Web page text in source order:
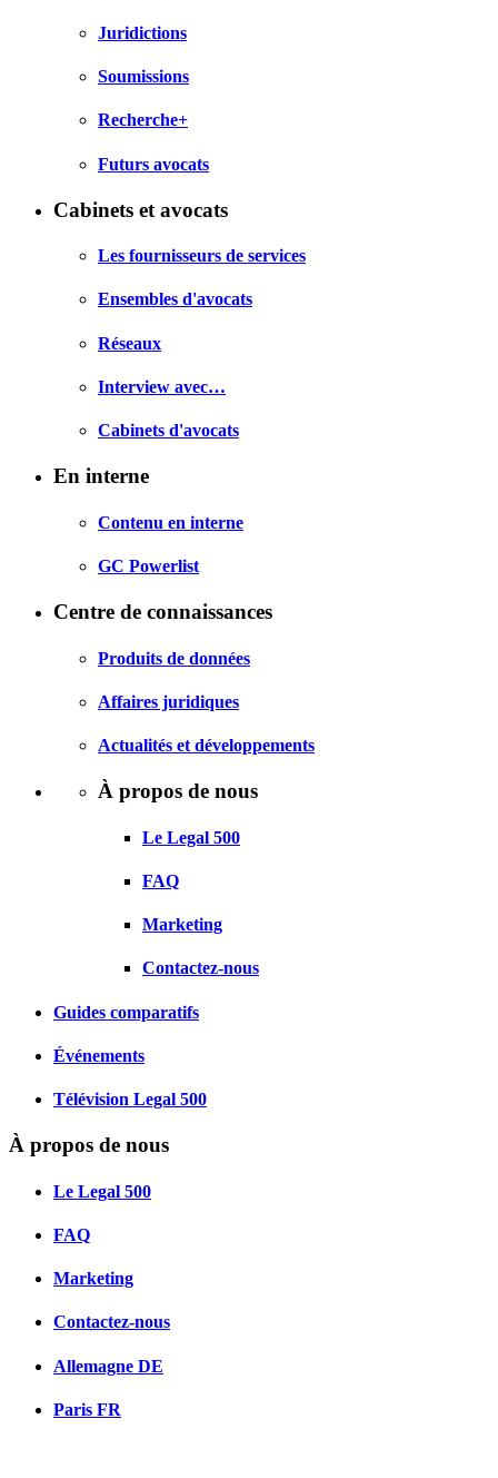
Juridictions
Soumissions
Recherche+
Futurs avocats
Cabinets et avocats
Les fournisseurs de services
Ensembles d'avocats
Réseaux
Interview avec…
Cabinets d'avocats
En interne
Contenu en interne
GC Powerlist
Centre de connaissances
Produits de données
Affaires juridiques
Actualités et développements
À propos de nous
Le Legal 500
FAQ
Marketing
Contactez-nous
Guides comparatifs
Événements
Télévision Legal 500
À propos de nous
Le Legal 500
FAQ
Marketing
Contactez-nous
Allemagne DE
Paris FR